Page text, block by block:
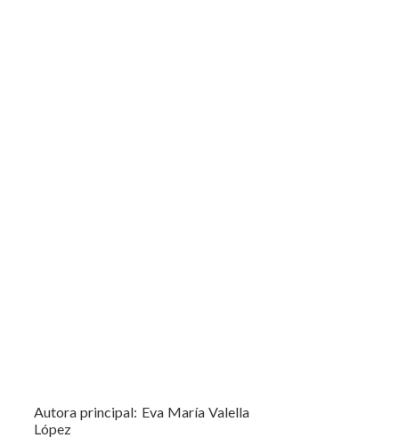
Autora principal: Eva María Valella
López